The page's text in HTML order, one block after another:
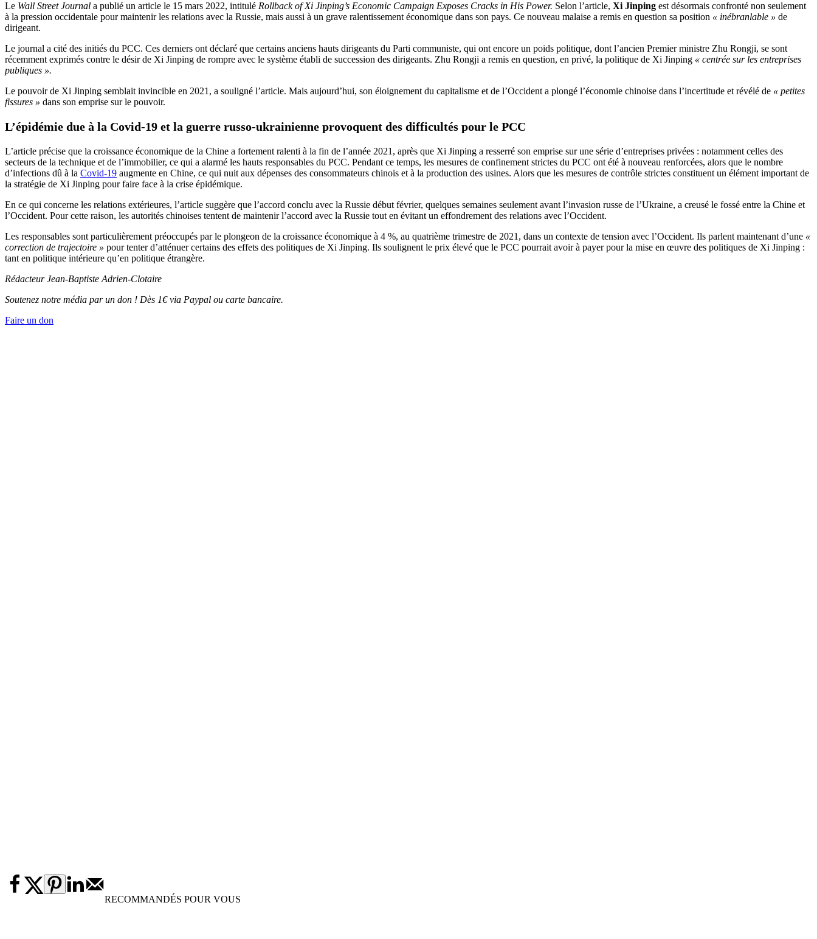
Le Wall Street Journal a publié un article le 15 mars 2022, intitulé Rollback of Xi Jinping’s Economic Campaign Exposes Cracks in His Power. Selon l’article, Xi Jinping est désormais confronté non seulement
à la pression occidentale pour maintenir les relations avec la Russie, mais aussi à un grave ralentissement économique dans son pays. Ce nouveau malaise a remis en question sa position « inébranlable » de
dirigeant.
Le journal a cité des initiés du PCC. Ces derniers ont déclaré que certains anciens hauts dirigeants du Parti communiste, qui ont encore un poids politique, dont l’ancien Premier ministre Zhu Rongji, se sont
récemment exprimés contre le désir de Xi Jinping de rompre avec le système établi de succession des dirigeants. Zhu Rongji a remis en question, en privé, la politique de Xi Jinping « centrée sur les entreprises
publiques ».
Le pouvoir de Xi Jinping semblait invincible en 2021, a souligné l’article. Mais aujourd’hui, son éloignement du capitalisme et de l’Occident a plongé l’économie chinoise dans l’incertitude et révélé de « petites
fissures » dans son emprise sur le pouvoir.
L’épidémie due à la Covid-19 et la guerre russo-ukrainienne provoquent des difficultés pour le PCC
L’article précise que la croissance économique de la Chine a fortement ralenti à la fin de l’année 2021, après que Xi Jinping a resserré son emprise sur une série d’entreprises privées : notamment celles des
secteurs de la technique et de l’immobilier, ce qui a alarmé les hauts responsables du PCC. Pendant ce temps, les mesures de confinement strictes du PCC ont été à nouveau renforcées, alors que le nombre
d’infections dû à la Covid-19 augmente en Chine, ce qui nuit aux dépenses des consommateurs chinois et à la production des usines. Alors que les mesures de contrôle strictes constituent un élément important de
la stratégie de Xi Jinping pour faire face à la crise épidémique.
En ce qui concerne les relations extérieures, l’article suggère que l’accord conclu avec la Russie début février, quelques semaines seulement avant l’invasion russe de l’Ukraine, a creusé le fossé entre la Chine et
l’Occident. Pour cette raison, les autorités chinoises tentent de maintenir l’accord avec la Russie tout en évitant un effondrement des relations avec l’Occident.
Les responsables sont particulièrement préoccupés par le plongeon de la croissance économique à 4 %, au quatrième trimestre de 2021, dans un contexte de tension avec l’Occident. Ils parlent maintenant d’une «
correction de trajectoire » pour tenter d’atténuer certains des effets des politiques de Xi Jinping. Ils soulignent le prix élevé que le PCC pourrait avoir à payer pour la mise en œuvre des politiques de Xi Jinping :
tant en politique intérieure qu’en politique étrangère.
Rédacteur Jean-Baptiste Adrien-Clotaire
Soutenez notre média par un don ! Dès 1€ via Paypal ou carte bancaire.
Faire un don
RECOMMANDÉS POUR VOUS